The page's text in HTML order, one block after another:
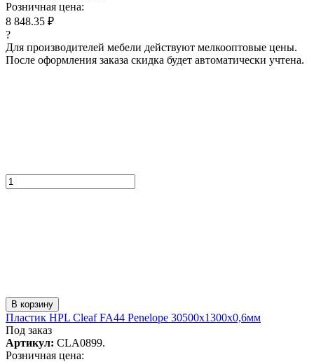
Розничная цена:
8 848.35 ₽
?
Для производителей мебели действуют мелкооптовые цены.
После оформления заказа скидка будет автоматически учтена.
В корзину
Пластик HPL Cleaf FA44 Penelope 30500x1300x0,6мм
Под заказ
Артикул: CLA0899.
Розничная цена: